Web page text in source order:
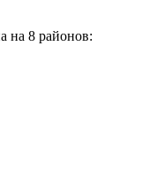
на 8 районов: